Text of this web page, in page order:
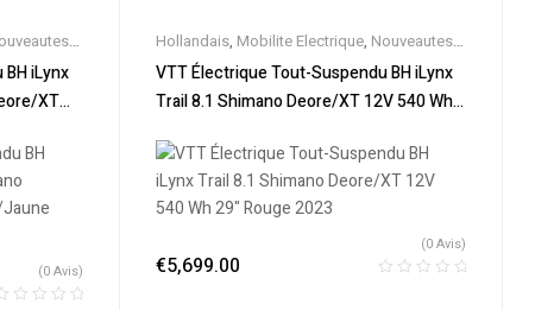
,
,Vélo
,VTT
iLynx
XT
(0 Avis)
Hollandais, Mobilite Electrique, Nouveautes,
Promos & Soldes,Tout-Suspendus,Vélo
électrique ville,Velos Electriques,VTT
VTT Électrique Tout-Suspendu BH iLynx
Trail 8.1 Shimano Deore/XT 12V 540 Wh
€5,699.00
(0 Avis)